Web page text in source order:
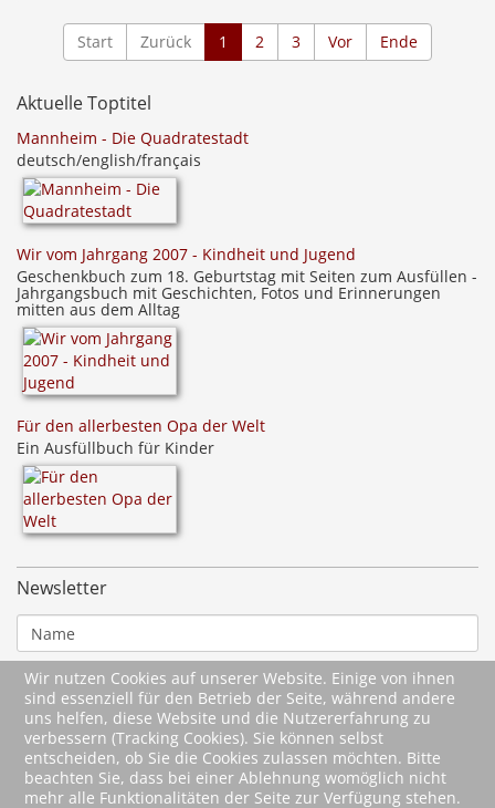
Start Zurück 1 2 3 Vor Ende
Aktuelle Toptitel
Mannheim - Die Quadratestadt
deutsch/english/français
Wir vom Jahrgang 2007 - Kindheit und Jugend
Geschenkbuch zum 18. Geburtstag mit Seiten zum Ausfüllen -
Jahrgangsbuch mit Geschichten, Fotos und Erinnerungen
mitten aus dem Alltag
Für den allerbesten Opa der Welt
Ein Ausfüllbuch für Kinder
Newsletter
Wir nutzen Cookies auf unserer Website. Einige von ihnen
sind essenziell für den Betrieb der Seite, während andere
uns helfen, diese Website und die Nutzererfahrung zu
verbessern (Tracking Cookies). Sie können selbst
entscheiden, ob Sie die Cookies zulassen möchten. Bitte
beachten Sie, dass bei einer Ablehnung womöglich nicht
mehr alle Funktionalitäten der Seite zur Verfügung stehen.